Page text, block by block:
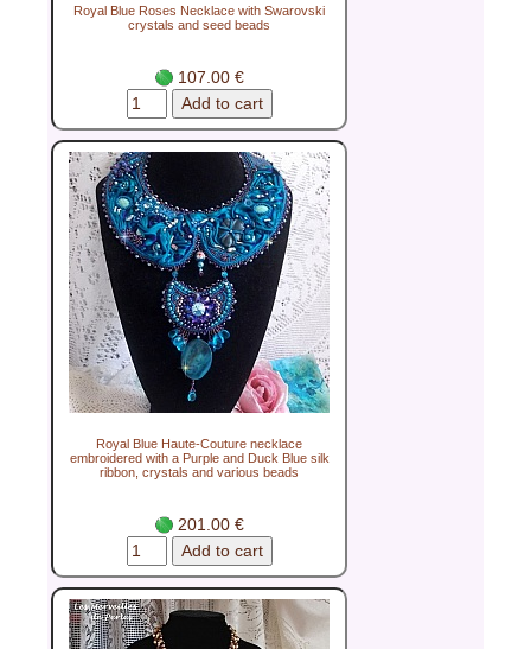
Royal Blue Roses Necklace with Swarovski
crystals and seed beads
107.00 €
Royal Blue Haute-Couture necklace
embroidered with a Purple and Duck Blue silk
ribbon, crystals and various beads
201.00 €